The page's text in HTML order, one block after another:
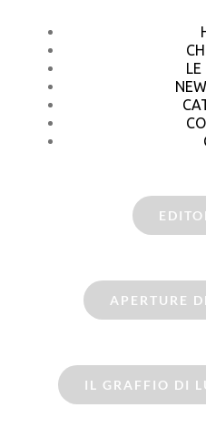
LE
APERTURE
IL GRAFFIO DI